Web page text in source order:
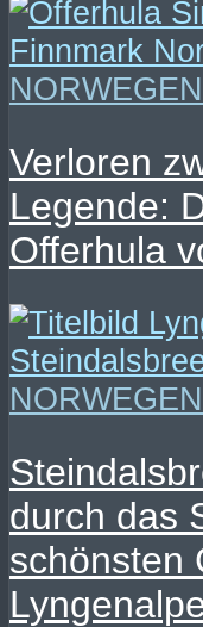
Verloren
Legende:
Offerhula
durch das
schönsten